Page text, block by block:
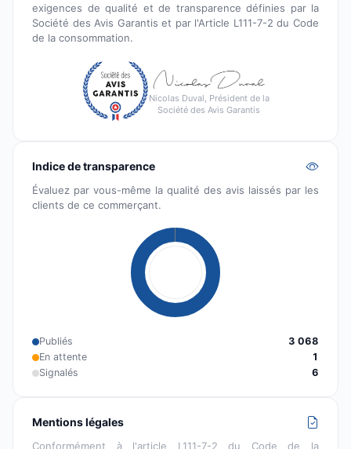
exigences de qualité et de transparence définies par la
Société des Avis Garantis et par l'Article L111-7-2 du Code
de la consommation.
Nicolas Duval, Président de la
Société des Avis Garantis
Indice de transparence
Évaluez par vous-même la qualité des avis laissés par les
clients de ce commerçant.
Publiés
3 068
En attente
1
Signalés
6
Mentions légales
Conformément à l'article L111-7-2 du Code de la